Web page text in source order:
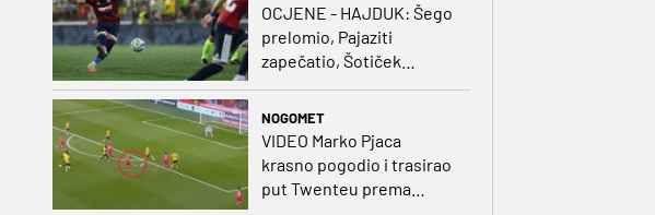
OCJENE - HAJDUK: Šego
prelomio, Pajaziti
zapečatio, Šotiček
NOGOMET
VIDEO Marko Pjaca
krasno pogodio i trasirao
put Twenteu prema